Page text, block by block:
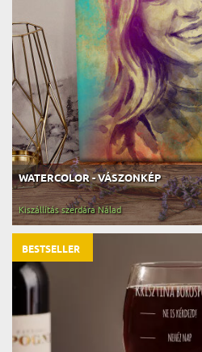
WATERCOLOR - VÁSZONKÉP
Kiszállítás szerdára Nálad
BESTSELLER